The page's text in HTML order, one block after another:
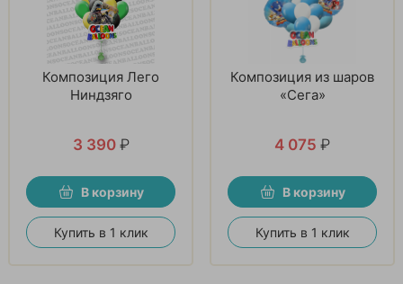
Композиция Лего
Ниндзяго
3 390 ₽
В корзину
Купить в 1 клик
Композиция из шаров
«Сега»
4 075 ₽
В корзину
Купить в 1 клик